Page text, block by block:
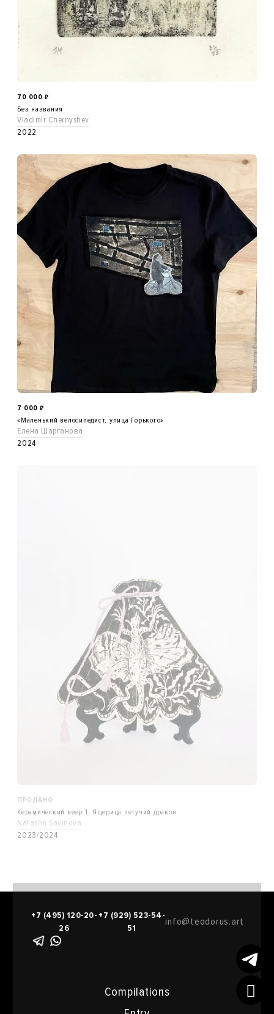
70 000 ₽
Без названия
Vladimir Chernyshev
2022
7 000 ₽
«Маленький велосипедист, улица Горького»
Елена Шарганова
2024
ПРОДАНО
Керамический веер 1. Ящерица летучий дракон
Natasha Savinova
2023/2024
Compilations
+7 (495) 120-20-
26
+7 (929) 523-54-
51
info@teodorus.art